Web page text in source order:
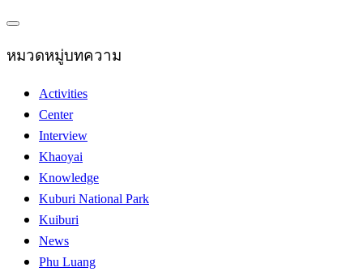
หมวดหมู่บทความ
Activities
Center
Interview
Khaoyai
Knowledge
Kuburi National Park
Kuiburi
News
Phu Luang